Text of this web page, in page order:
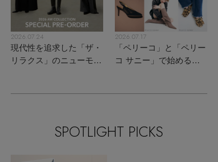
2026.07.24
現代性を追求した「ザ・
リラクス」のニューモダ
2026.07.17
「ペリーコ」と「ペリー
コ サニー」で始める秋
SPOTLIGHT PICKS